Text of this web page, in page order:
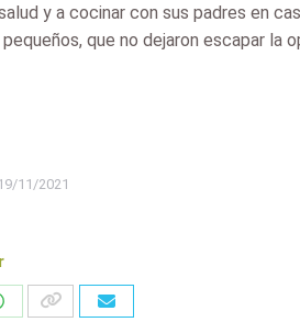
y a cocinar con sus padres en
que no dejaron escapar la
11/2021